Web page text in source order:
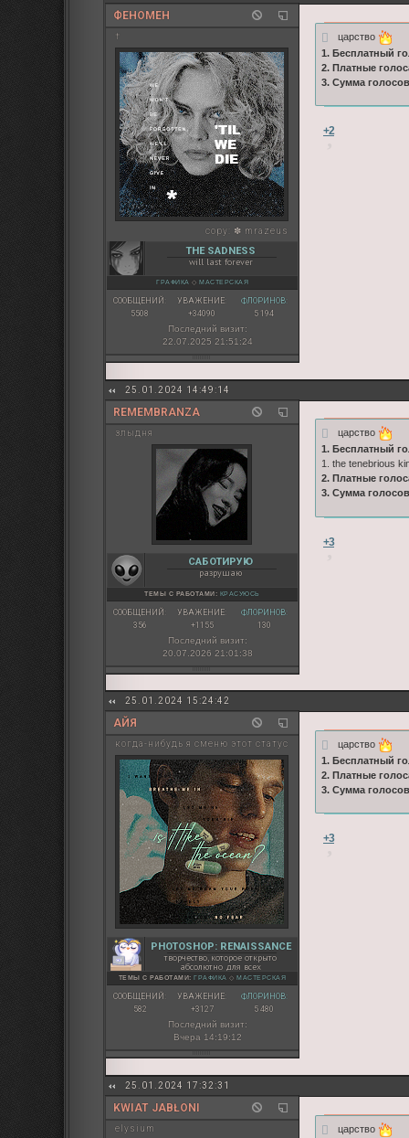
ФЕНОМЕН
†
copy: ✽ mrazeus
THE SADNESS
will last forever
ГРАФИКА ◇ МАСТЕРСКАЯ
СООБЩЕНИЙ:
5508
УВАЖЕНИЕ:
+34090
ФЛОРИНОВ:
5 194
Последний визит:
22.07.2025 21:51:24
царство
1. Бесплатный
2. Платные
3. Сумма
+2
25.01.2024 14:49:14
REMEMBRANZA
злыдня
САБОТИРУЮ
разрушаю
ТЕМЫ С РАБОТАМИ: КРАСУЮСЬ
СООБЩЕНИЙ:
356
УВАЖЕНИЕ:
+1155
ФЛОРИНОВ:
130
Последний визит:
20.07.2026 21:01:38
царство
1. Бесплатный
1. the tenebrious
2. Платные
3. Сумма
+3
25.01.2024 15:24:42
АЙЯ
когда-нибудь я сменю этот статус
PHOTOSHOP: RENAISSANCE
творчество, которое открыто
абсолютно для всех
ТЕМЫ С РАБОТАМИ: ГРАФИКА ◇ МАСТЕРСКАЯ
СООБЩЕНИЙ:
582
УВАЖЕНИЕ:
+3127
ФЛОРИНОВ:
5 480
Последний визит:
Вчера 14:19:12
царство
1. Бесплатный
2. Платные
3. Сумма
+3
25.01.2024 17:32:31
KWIAT JABŁONI
elysium
царство